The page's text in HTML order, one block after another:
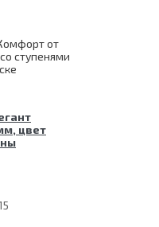
25 лет
цвет